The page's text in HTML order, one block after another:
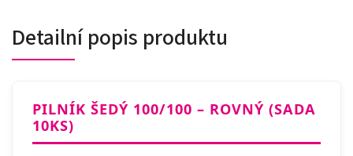
Detailní popis produktu
PILNÍK ŠEDÝ 100/100 – ROVNÝ (SADA
10KS)